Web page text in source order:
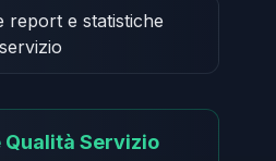
report e statistiche
Servizio